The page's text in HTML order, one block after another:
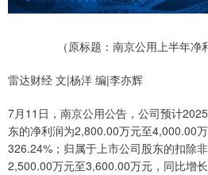
（原标题：南京公用上半年
雷达财经 文|杨洋 编|李亦辉
7月11日，南京公用公告，公司预计
东的净利润为2,800.00万元至4,000.00
326.24%；归属于上市公司股东的扣除
2,500.00万元至3,600.00万元，同比增